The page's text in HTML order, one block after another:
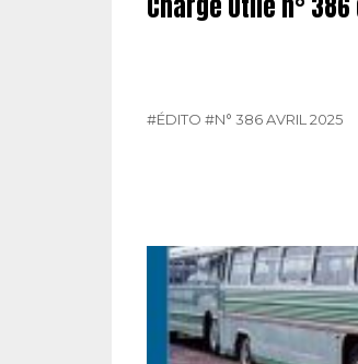
#ÉDITO #N° 386 AVRIL 2025